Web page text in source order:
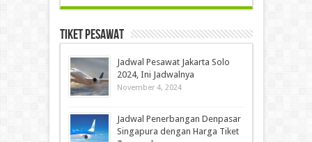
Tiket Pesawat
Jadwal Pesawat Jakarta Solo
2024, Ini Jadwalnya
November 4, 2024
Jadwal Penerbangan Denpasar
Singapura dengan Harga Tiket